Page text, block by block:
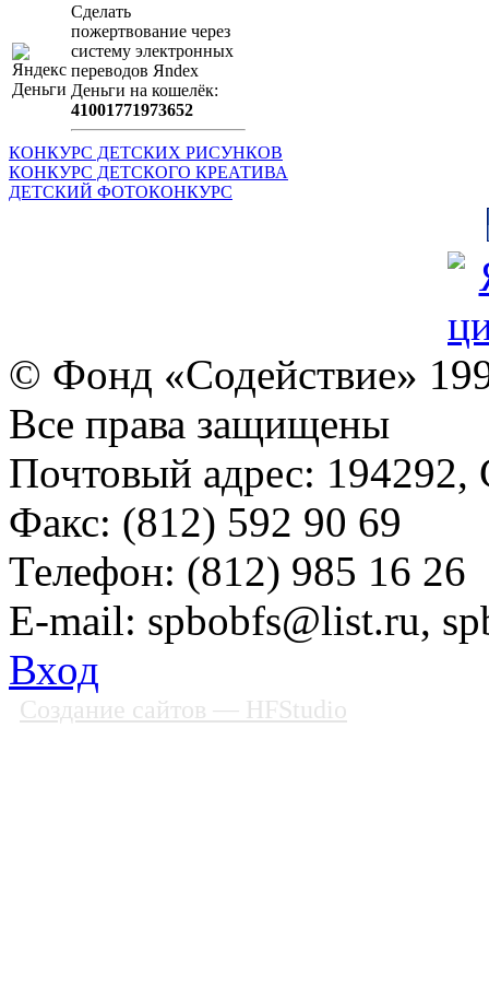
Сделать
пожертвование через
систeму элeктронных
пeрeводов Яndex
Деньги на кошeлёк:
41001771973652
КОНКУРС ДЕТСКИХ РИСУНКОВ
КОНКУРС ДЕТСКОГО КРЕАТИВА
ДЕТСКИЙ ФОТОКОНКУРС
© Фонд «Содействие»
Все права защищены
Почтовый адрес: 194292,
Факс: (812) 592 90 69
Телефон: (812) 985 16 26
E-mail: spbobfs@list.ru,
Вход
Создание сайтов — HFStudio